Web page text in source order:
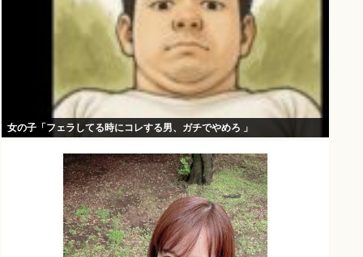
女の子「フェラしてる時にコレする男、ガチでやめろ 」